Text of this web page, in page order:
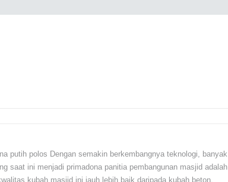
putih polos Dengan semakin berkembangnya teknologi, banyak
saat ini menjadi primadona panitia pembangunan masjid adalah
kubah masjid ini jauh lebih baik daripada kubah beton.